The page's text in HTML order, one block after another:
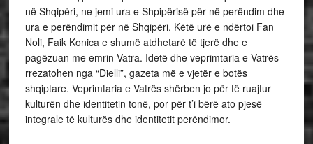
në Shqipëri, ne jemi ura e Shpipërisë për në perëndim dhe
ura e perëndimit për në Shqipëri. Këtë urë e ndërtoi Fan
Noli, Faik Konica e shumë atdhetarë të tjerë dhe e
pagëzuan me emrin Vatra. Idetë dhe veprimtaria e Vatrës
rrezatohen nga “Dielli”, gazeta më e vjetër e botës
shqiptare. Veprimtaria e Vatrës shërben jo për të ruajtur
kulturën dhe identitetin tonë, por për t’i bërë ato pjesë
integrale të kulturës dhe identitetit perëndimor.